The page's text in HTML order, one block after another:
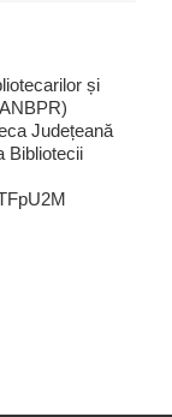
și
Județeană
Bibliotecii